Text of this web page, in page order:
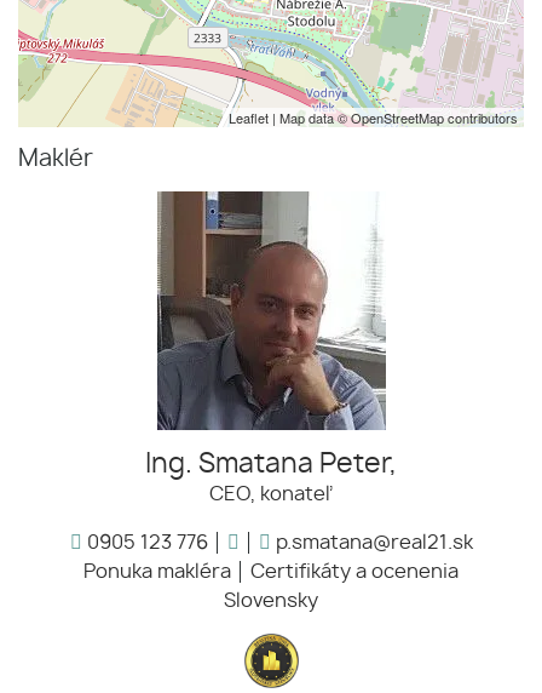
Leaflet | Map data ©OpenStreetMapcontributors
Maklér
Ing. Smatana Peter,
CEO, konateľ
0905 123 776
p.smatana@real21.sk
Ponuka makléra
Certifikáty a ocenenia
Slovensky